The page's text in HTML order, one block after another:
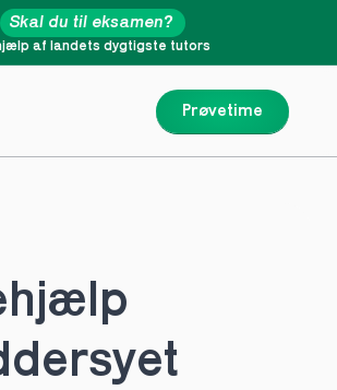
Prøvetime
af landets dygtigste tutors
Skal du til eksamen?